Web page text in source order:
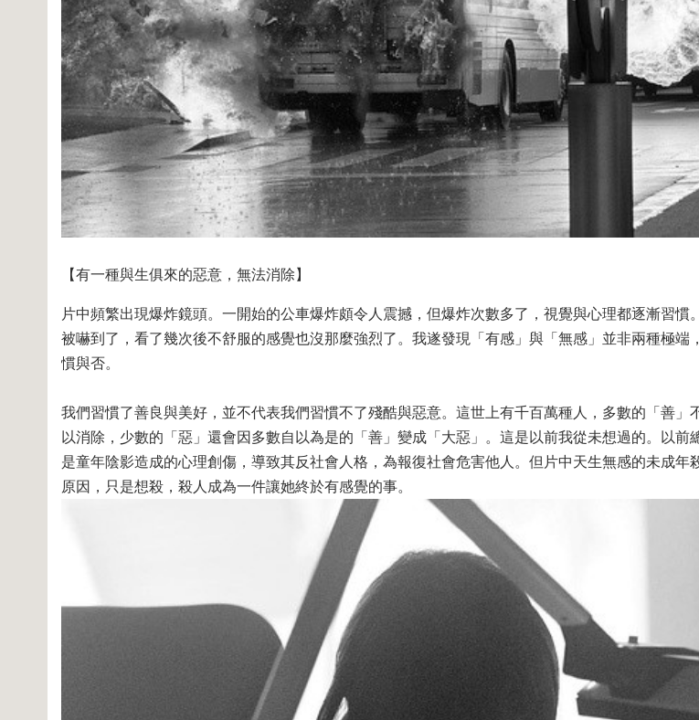
【有一種與生俱來的惡意，無法消除】
片中頻繁出現爆炸鏡頭。一開始的公車爆炸頗令人震撼，但爆炸次數多了，視覺與心理都逐漸習慣
被嚇到了，看了幾次後不舒服的感覺也沒那麼強烈了。我遂發現「有感」與「無感」並非兩種極端
慣與否。
我們習慣了善良與美好，並不代表我們習慣不了殘酷與惡意。這世上有千百萬種人，多數的「善」
以消除，少數的「惡」還會因多數自以為是的「善」變成「大惡」。這是以前我從未想過的。以前
是童年陰影造成的心理創傷，導致其反社會人格，為報復社會危害他人。但片中天生無感的未成年
原因，只是想殺，殺人成為一件讓她終於有感覺的事。